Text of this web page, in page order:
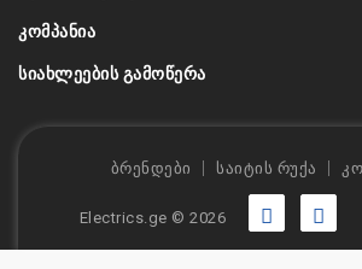
ᲙᲝᲛᲞᲐᲜᲘᲐ
ᲡᲘᲐᲮᲚᲔᲔᲑᲘᲡ ᲒᲐᲛᲝᲬᲔᲠᲐ
ბრენდები საიტის რუქა
Electrics.ge © 2026